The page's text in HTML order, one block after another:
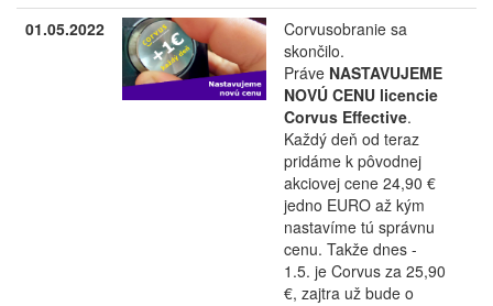
01.05.2022
Corvusobranie sa
skončilo.
Práve NASTAVUJEME
NOVÚ CENU licencie
Corvus Effective.
Každý deň od teraz
pridáme k pôvodnej
akciovej cene 24,90 €
jedno EURO až kým
nastavíme tú správnu
cenu. Takže dnes -
1.5. je Corvus za 25,90
€, zajtra už bude o